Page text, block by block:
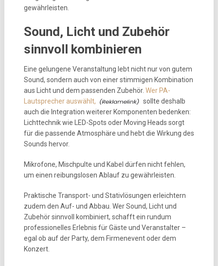
gewährleisten.
Sound, Licht und Zubehör
sinnvoll kombinieren
Eine gelungene Veranstaltung lebt nicht nur von gutem
Sound, sondern auch von einer stimmigen Kombination
aus Licht und dem passenden Zubehör. Wer PA-
Lautsprecher auswählt,
sollte deshalb
auch die Integration weiterer Komponenten bedenken:
Lichttechnik wie LED-Spots oder Moving Heads sorgt
für die passende Atmosphäre und hebt die Wirkung des
Sounds hervor.
Mikrofone, Mischpulte und Kabel dürfen nicht fehlen,
um einen reibungslosen Ablauf zu gewährleisten.
Praktische Transport- und Stativlösungen erleichtern
zudem den Auf- und Abbau. Wer Sound, Licht und
Zubehör sinnvoll kombiniert, schafft ein rundum
professionelles Erlebnis für Gäste und Veranstalter –
egal ob auf der Party, dem Firmenevent oder dem
Konzert.